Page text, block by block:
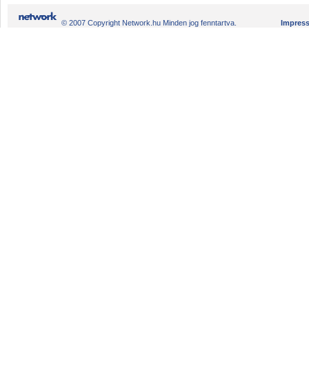
© 2007 Copyright Network.hu Minden jog fenntartva.